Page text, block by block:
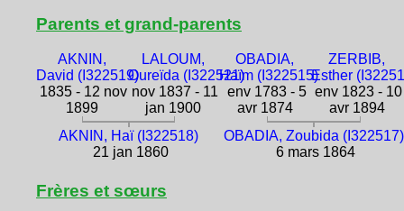
Parents et grand-parents
AKNIN,
David (I322519)
1835 - 12 nov
1899
LALOUM,
Oureïda (I322521)
nov 1837 - 11
jan 1900
OBADIA,
Haïm (I322515)
env 1783 - 5
avr 1874
ZERBIB,
Esther
env 1823 - 10
avr 1894
AKNIN, Haï (I322518)
21 jan 1860
OBADIA, Zoubida (I322517)
6 mars 1864
Frères et sœurs